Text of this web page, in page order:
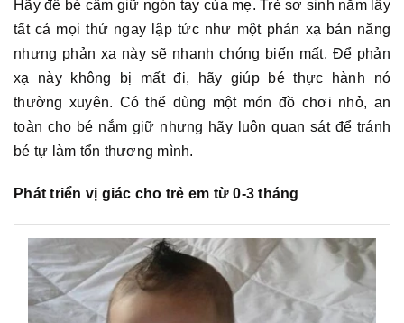
Hãy để bé cầm giữ ngón tay của mẹ. Trẻ sơ sinh nắm lấy
tất cả mọi thứ ngay lập tức như một phản xạ bản năng
nhưng phản xạ này sẽ nhanh chóng biến mất. Để phản
xạ này không bị mất đi, hãy giúp bé thực hành nó
thường xuyên. Có thể dùng một món đồ chơi nhỏ, an
toàn cho bé nắm giữ nhưng hãy luôn quan sát để tránh
bé tự làm tổn thương mình.
Phát triển vị giác cho trẻ em từ 0-3 tháng